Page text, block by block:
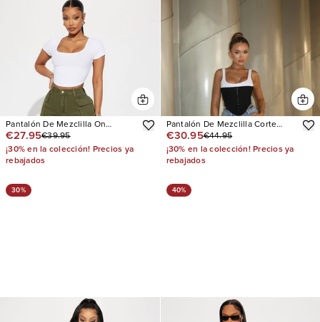
Pantalón De Mezclilla On
Command Stretch Straight Leg
Cargo
€27.95€39.95
¡30% en la colección! Precios ya
rebajados
Pantalón De Mezclilla Corte
Recto Zahra Stretch
Embellished
€30.95€44.95
¡30% en la colección! Precios ya
rebajados
30% 40%